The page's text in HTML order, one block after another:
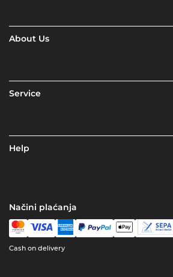
About Us
Service
Help
Načini plaćanja
Cash on delivery